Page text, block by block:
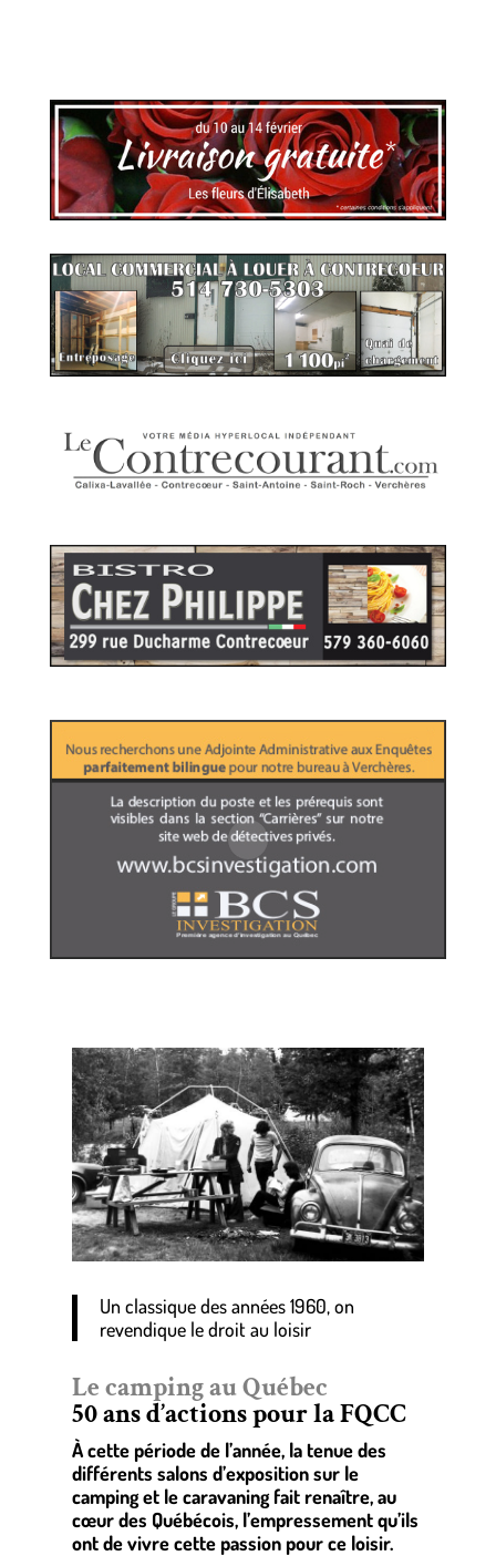
Un classique des années 1960, on
revendique le droit au loisir
Le camping au Québec
50 ans d’actions pour la FQCC
À cette période de l’année, la tenue des
différents salons d’exposition sur le
camping et le caravaning fait renaître, au
cœur des Québécois, l’empressement qu’ils
ont de vivre cette passion pour ce loisir.